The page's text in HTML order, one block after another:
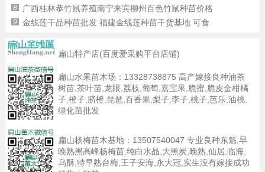
8 广西桂林恭竹鼠养殖南宁来宾柳州百色竹鼠种苗价格
9 金线莲干品种苗批发 福建金线莲种苗干货基地 可食
扁山特产店(百度爱采购平台店铺)
扁山水果苗木场： 13328738875 高产嫁接良种油茶
树苗,茶叶苗,龙眼,荔枝,葡萄,嘉宝果,脆蜜,脆皮金柑橘
子,橙子,脐橙,琵琶,百香果,梨子,李子,桃子,芭乐,油桃,
绿化苗批发
扁山杨梅苗木基地： 13507540047 专业良种东魁,早
晚熟黑高峰杨梅苗,纯白水晶,大黑炭,晚熟,仙居,临海,
乌酥,特早熟台梅,王子安海,永大冠,实生没有嫁接成功